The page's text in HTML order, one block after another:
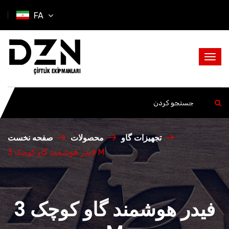
FA
صفحه نخست محصولات تجهیزات گاو
فیدر هوشمند گاو کوچک 3 M
فیدر هوشمند گاو کوچک 3